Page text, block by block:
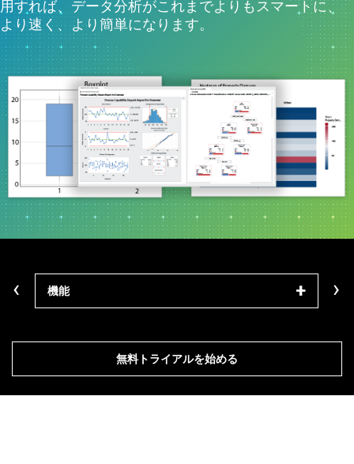
用すれば、データ分析がこれまでよりもスマートに、
より速く、より簡単になります。
機能 モ
‹ ›
無料トライアルを始める